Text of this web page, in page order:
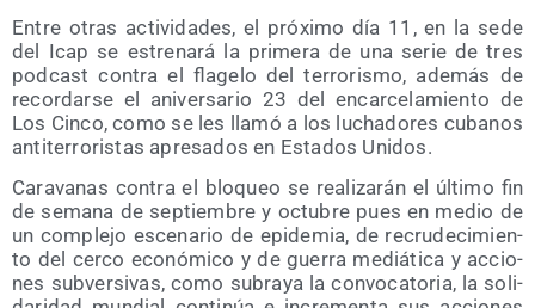
Entre otras acti­vi­da­des, el pró­xi­mo día 11, en la sede
del Icap se estre­na­rá la pri­me­ra de una serie de tres
pod­cast con­tra el fla­ge­lo del terro­ris­mo, ade­más de
recor­dar­se el ani­ver­sa­rio 23 del encar­ce­la­mien­to de
Los Cin­co, como se les lla­mó a los lucha­do­res cuba­nos
anti­te­rro­ris­tas apre­sa­dos en Esta­dos Unidos.
Cara­va­nas con­tra el blo­queo se rea­li­za­rán el últi­mo fin
de sema­na de sep­tiem­bre y octu­bre pues en medio de
un com­ple­jo esce­na­rio de epi­de­mia, de recru­de­ci­mien­
to del cer­co eco­nó­mi­co y de gue­rra mediá­ti­ca y accio­
nes sub­ver­si­vas, como sub­ra­ya la con­vo­ca­to­ria, la soli­